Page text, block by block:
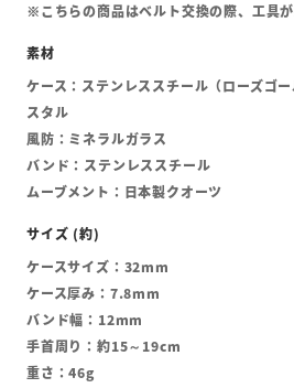
※こちらの商品はベルト交換の際、工具が
ケース：ステンレススチール（ローズゴ
スタル
風防：ミネラルガラス
バンド：ステンレススチール
ムーブメント：日本製クオーツ
ケースサイズ：32mm
ケース厚み：7.8mm
バンド幅：12mm
手首周り：約15～19cm
重さ：46g